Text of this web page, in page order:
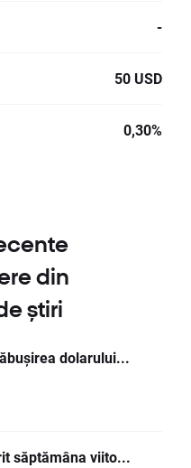
-
50 USD
0,30%
din
știri
dolarului...
săptămâna viito...